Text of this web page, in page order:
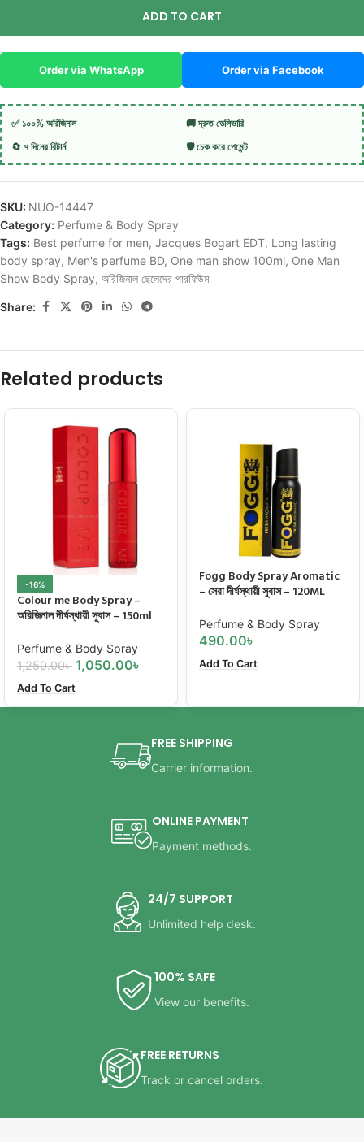
ADD TO CART
Order via WhatsApp Order via Facebook
✅ ১০০% অরিজিনাল
🚚 দ্রুত ডেলিভারি
🔄 ৭ দিনের রিটার্ন
🛡️ চেক করে পেমেন্ট
SKU: NUO-14447
Category: Perfume & Body Spray
Tags: Best perfume for men, Jacques Bogart EDT, Long lasting
body spray, Men's perfume BD, One man show 100ml, One Man
Show Body Spray, অরিজিনাল ছেলেদের পারফিউম
Share:
Related products
-16%
Colour me Body Spray –
অরিজিনাল দীর্ঘস্থায়ী সুবাস – 150ml
Perfume & Body Spray
1,250.00৳ 1,050.00৳
Add To Cart
Fogg Body Spray Aromatic
– সেরা দীর্ঘস্থায়ী সুবাস – 120ML
Perfume & Body Spray
490.00৳
Add To Cart
FREE SHIPPING
Carrier information.
ONLINE PAYMENT
Payment methods.
24/7 SUPPORT
Unlimited help desk.
100% SAFE
View our benefits.
FREE RETURNS
Track or cancel orders.